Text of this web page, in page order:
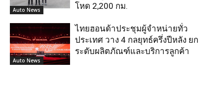
Auto News
โหด 2,200 กม.
Auto News
ไทยฮอนด้าประชุมผู้จำหน่ายทั่ว
ประเทศ วาง 4 กลยุทธ์ครึ่งปีหลัง ยก
ระดับผลิตภัณฑ์และบริการลูกค้า